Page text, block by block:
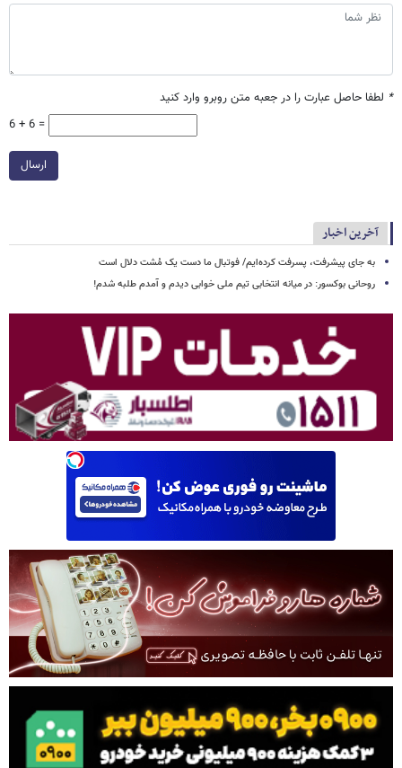
* لطفا حاصل عبارت را در جعبه متن روبرو وارد کنید
6 + 6 =
ارسال
آخرین اخبار
به جای پیشرفت، پسرفت کرده‌ایم/ فوتبال ما دست یک مُشت دلال است
روحانی بوکسور: در میانه انتخابی تیم ملی خوابی دیدم و آمدم طلبه شدم!